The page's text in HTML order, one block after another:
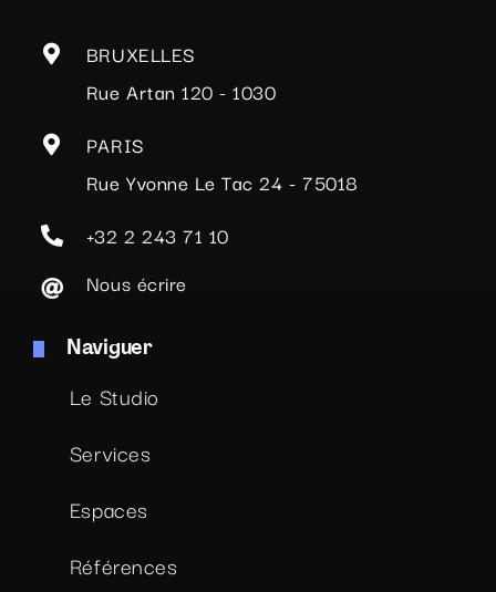
BRUXELLES
Rue Artan 120 - 1030
PARIS
Rue Yvonne Le Tac 24 - 75018
+32 2 243 71 10
Nous écrire
Naviguer
Le Studio
Services
Espaces
Références